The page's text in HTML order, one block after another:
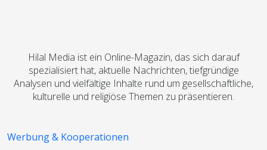
Hilal Media ist ein Online-Magazin, das sich darauf
spezialisiert hat, aktuelle Nachrichten, tiefgründige
Analysen und vielfältige Inhalte rund um gesellschaftliche,
kulturelle und religiöse Themen zu präsentieren.
Werbung & Kooperationen